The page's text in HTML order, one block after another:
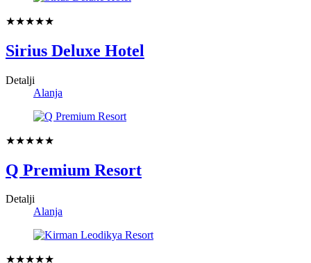
★★★★★
Sirius Deluxe Hotel
Detalji
Alanja
★★★★★
Q Premium Resort
Detalji
Alanja
★★★★★